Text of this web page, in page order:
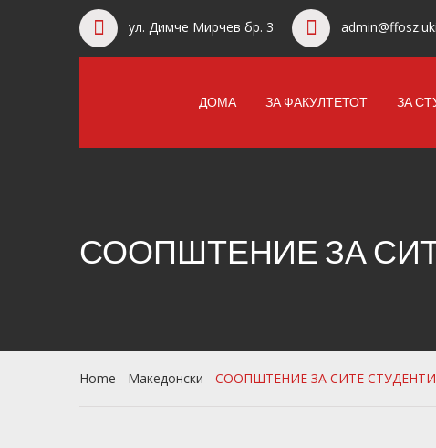
ул. Димче Мирчев бр. 3
ДОМА ЗА ФАКУЛТЕТОТ ЗА
СООПШТЕНИЕ ЗА
Home Македонски СООПШТЕНИЕ ЗА СИТЕ